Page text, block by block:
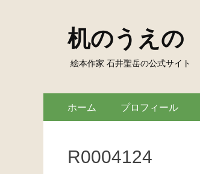
机のうえの
絵本作家 石井聖岳の公式サイト
Primary
Menu
ホーム プロフィール
R0004124